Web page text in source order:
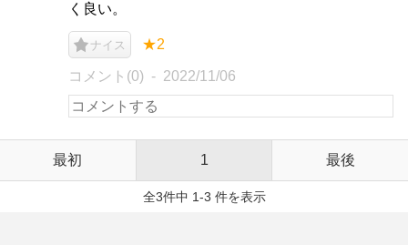
く良い。
ナイス ★2
コメント(0) 2022/11/06
最初 1 最後
全3件中 1-3 件を表示